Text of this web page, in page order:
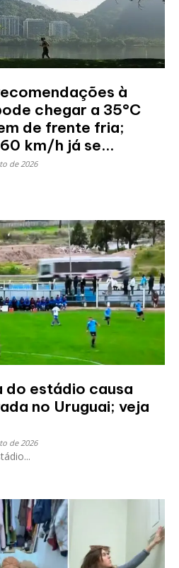
à
chegar a 35°C
de frente fria;
km/h já se...
de 2026
do estádio causa
no Uruguai; veja
de 2026